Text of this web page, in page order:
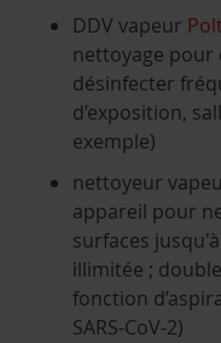
DDV vapeur
nettoyage
désinfecter
d’exposition,
exemple)
nettoyeur
appareil pour
surfaces
illimitée ;
fonction
SARS-CoV-2)